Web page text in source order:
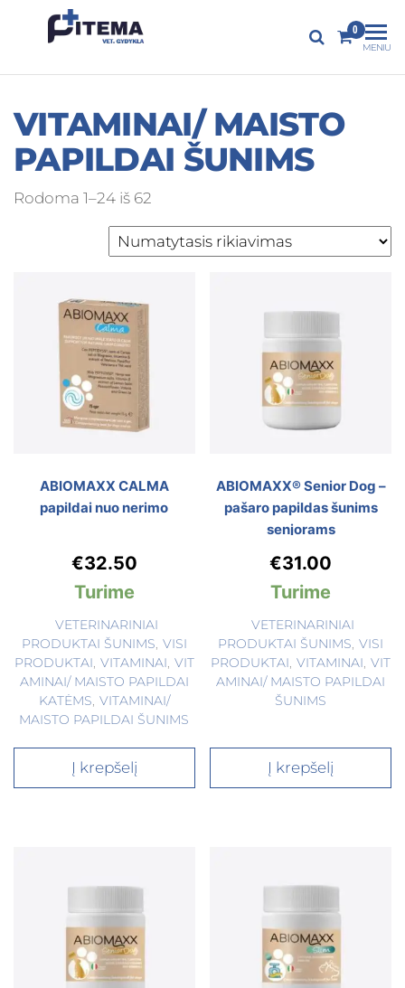
PITEMA.LT 0
MENIU
VITAMINAI/ MAISTO
PAPILDAI ŠUNIMS
Rodoma 1–24 iš 62
ABIOMAXX CALMA
papildai nuo nerimo
€32.50
Turime
VETERINARINIAI
PRODUKTAI ŠUNIMS VISI
PRODUKTAI VITAMINAI VIT
AMINAI/ MAISTO PAPILDAI
KATĖMS VITAMINAI/
MAISTO PAPILDAI ŠUNIMS
Į krepšelį
ABIOMAXX® Senior Dog –
pašaro papildas šunims
senjorams
€31.00
Turime
VETERINARINIAI
PRODUKTAI ŠUNIMS VISI
PRODUKTAI VITAMINAI VIT
AMINAI/ MAISTO PAPILDAI
ŠUNIMS
Į krepšelį